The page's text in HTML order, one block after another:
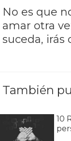
No es que
amar otra
suceda, irás
También
10